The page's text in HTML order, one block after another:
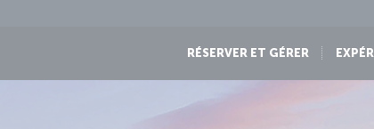
RÉSERVER ET GÉRER